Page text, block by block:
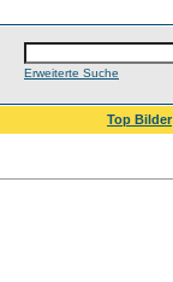
Erweiterte Suche
Top Bilder